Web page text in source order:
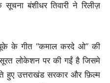
बंशीधर तिवारी ने रिलीज़
के गीत “कमाल करदे ओ” की
लोकेशन पर की गईं है जिसमे
हुए उत्तराखंड सरकार और फ़िल्म